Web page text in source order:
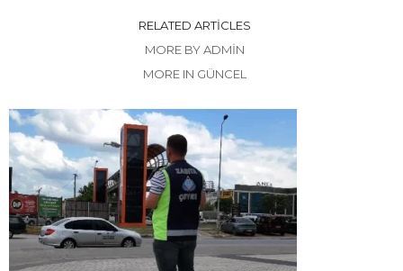
RELATED ARTICLES
MORE BY ADMIN
MORE IN GÜNCEL